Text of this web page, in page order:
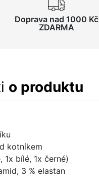
Doprava nad 1000 Kč
ZDARMA
o produktu
kotníkem
1x bílé, 1x černé)
3 % elastan